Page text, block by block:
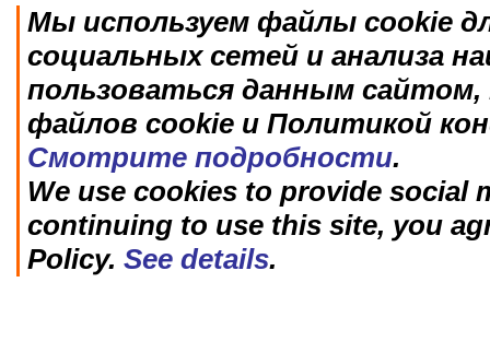
Мы используем файлы cookie
социальных сетей и анализа
пользоваться данным
файлов cookie и Политикой
Смотрите подробности.
We use cookies to provide social
continuing to use this site, you
Policy. See details.